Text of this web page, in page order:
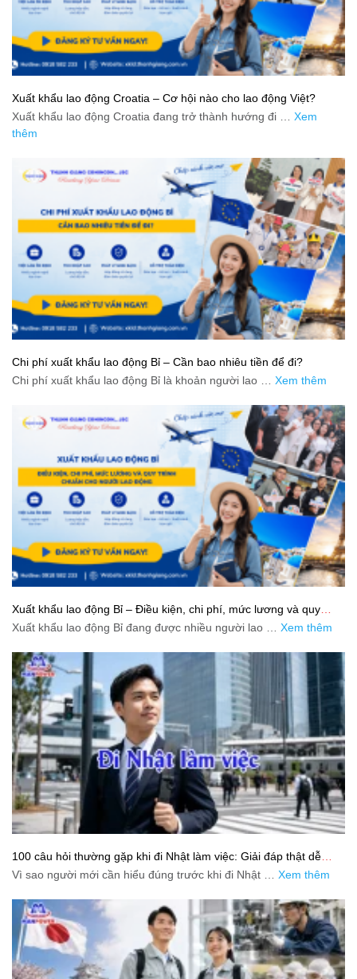
Xuất khẩu lao động Croatia – Cơ hội nào cho lao động Việt?
Xuất khẩu lao động Croatia đang trở thành hướng đi … Xem
thêm
Chi phí xuất khẩu lao động Bỉ – Cần bao nhiêu tiền để đi?
Chi phí xuất khẩu lao động Bỉ là khoản người lao … Xem thêm
Xuất khẩu lao động Bỉ – Điều kiện, chi phí, mức lương và quy
trình chuẩn cho người lao động
Xuất khẩu lao động Bỉ đang được nhiều người lao … Xem thêm
100 câu hỏi thường gặp khi đi Nhật làm việc: Giải đáp thật dễ
hiểu cho người mới bắt đầu
Vì sao người mới cần hiểu đúng trước khi đi Nhật … Xem thêm